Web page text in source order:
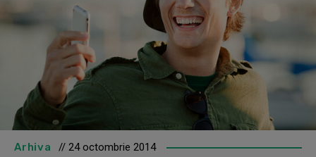
Arhiva // 24 octombrie 2014